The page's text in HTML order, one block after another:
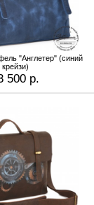
"Англетер" (синий
крейзи)
500 р.